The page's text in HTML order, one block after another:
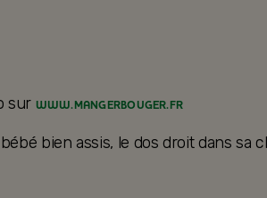
sur WWW.MANGERBOUGER.FR
bien assis, le dos droit dans